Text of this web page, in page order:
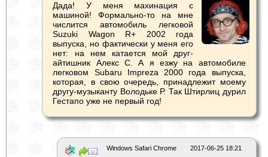
Дада! У меня махинация с
машиной! Формально-то на мне
числится автомобиль легковой
Suzuki Wagon R+ 2002 года
выпуска, но фактически у меня его
нет: на нем катается мой друг-
айтишник Алекс С. А я езжу на автомобиле
легковом Subaru Impreza 2000 года выпуска,
которая, в свою очередь, принадлежит моему
другу-музыканту Володьке Р. Так Штирлиц дурил
Гестапо уже не первый год!
2017-06-25 18:21
Windows Safari Chrome